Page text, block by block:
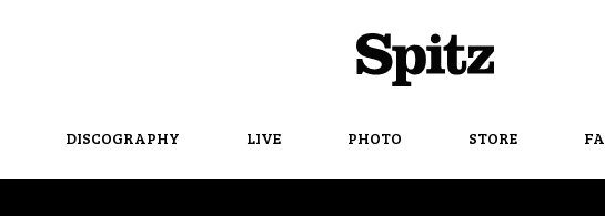
DISCOGRAPHY LIVE PHOTO STORE